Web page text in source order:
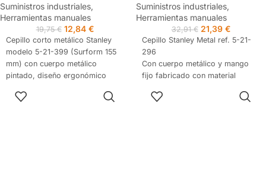
Suministros industriales,
Herramientas manuales
19,75€ 12,84 €
Cepillo corto metálico Stanley
modelo 5-21-399 (Surform 155
mm) con cuerpo metálico
pintado, diseño ergonómico
hoja intercambiable. Ideal para
Suministros industriales,
Herramientas manuales
32,91€ 21,39 €
Cepillo Stanley Metal ref. 5-21-
296
Con cuerpo metálico y mango
fijo fabricado con material
Se entrega con una hoja ref. 5-